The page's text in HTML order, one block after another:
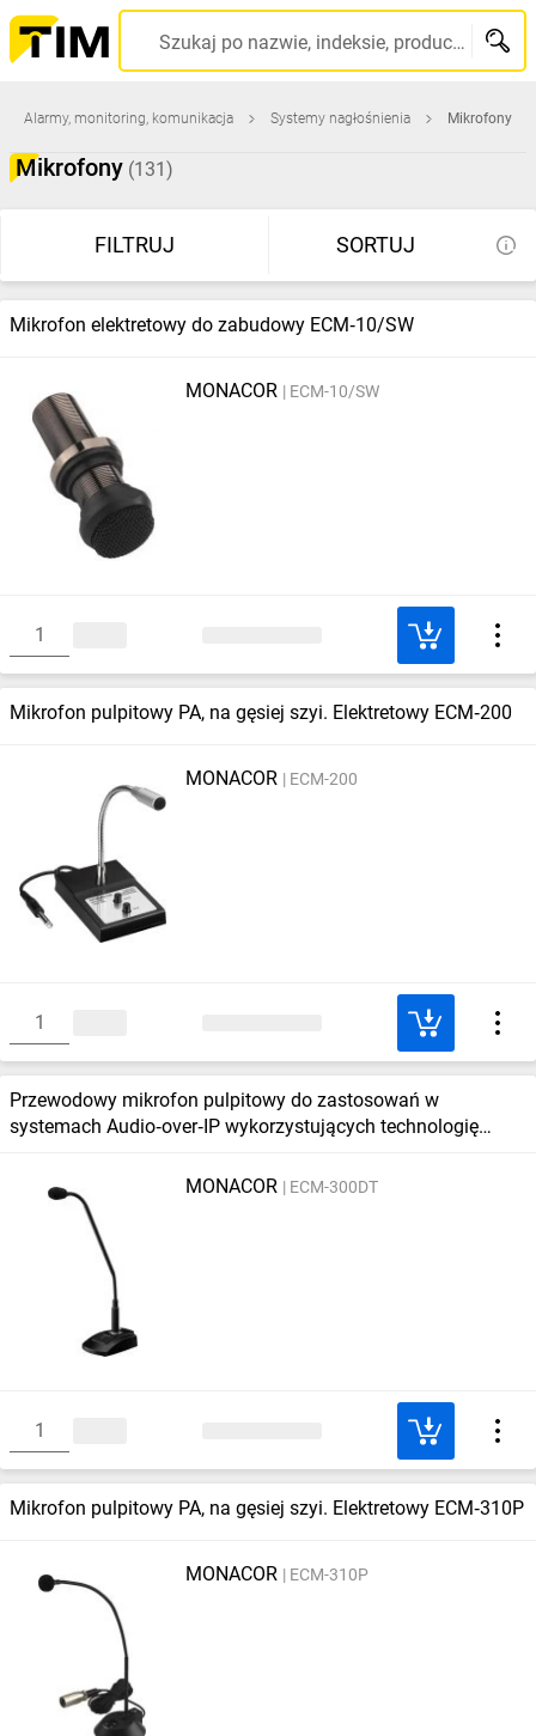
Szukaj po nazwie, indeksie, producencie, kodzie kreskowym...
Alarmy, monitoring, komunikacja Systemy nagłośnienia Mikrofony
Mikrofony (131)
FILTRUJ SORTUJ
Mikrofon elektretowy do zabudowy ECM‑10/SW
MONACOR ECM-10/SW
Mikrofon pulpitowy PA, na gęsiej szyi. Elektretowy ECM‑200
MONACOR ECM-200
Przewodowy mikrofon pulpitowy do zastosowań w
systemach Audio‑over‑IP wykorzystujących technologię
MONACOR
ECM-300DT
Mikrofon pulpitowy PA, na gęsiej szyi. Elektretowy ECM‑310P
MONACOR ECM-310P